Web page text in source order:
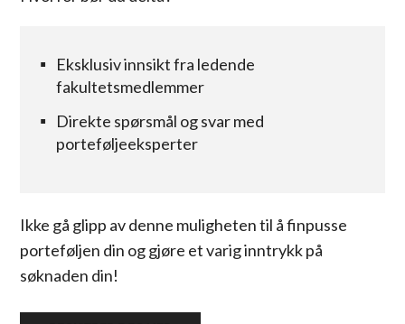
Eksklusiv innsikt fra ledende
fakultetsmedlemmer
Direkte spørsmål og svar med
porteføljeeksperter
Ikke gå glipp av denne muligheten til å finpusse
porteføljen din og gjøre et varig inntrykk på
søknaden din!